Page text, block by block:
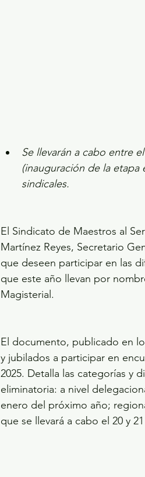
Se llevarán a cabo entre
(inauguración de la
sindicales.
El Sindicato de Maestros al
Martínez Reyes, Secretario
que deseen participar en las
que este año llevan por
Magisterial.
El documento, publicado en
y jubilados a participar en
2025. Detalla las categorías y
eliminatoria: a nivel
enero del próximo año;
que se llevará a cabo el 20 y